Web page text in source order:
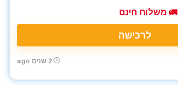
🚛 משלוח חינם
לרכישה
2 שנים ago